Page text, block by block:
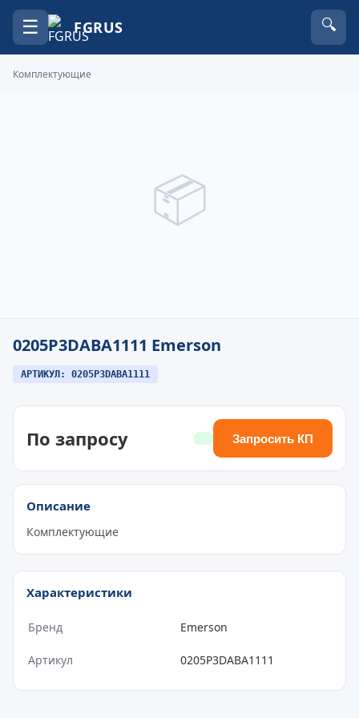
☰ FGRUS 🔍
Комплектующие
📦
0205P3DABA1111 Emerson
АРТИКУЛ: 0205P3DABA1111
По запросу Запросить КП
Описание
Комплектующие
Характеристики
Бренд Emerson
Артикул 0205P3DABA1111